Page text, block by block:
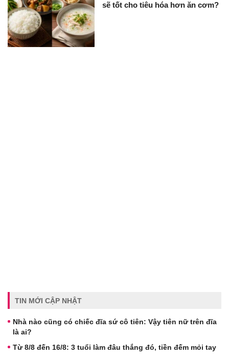
sẽ tốt cho tiêu hóa hơn ăn cơm?
TIN MỚI CẬP NHẬT
Nhà nào cũng có chiếc đĩa sứ cô tiên: Vậy tiên nữ trên đĩa
là ai?
Từ 8/8 đến 16/8: 3 tuổi làm đâu thắng đó, tiền đếm mỏi tay